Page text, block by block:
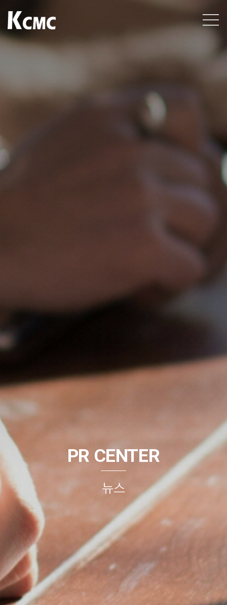
케이씨엠씨
KCMC
건설 엔지니어링
전문업체, Total
Smart
PR CENTER
뉴스